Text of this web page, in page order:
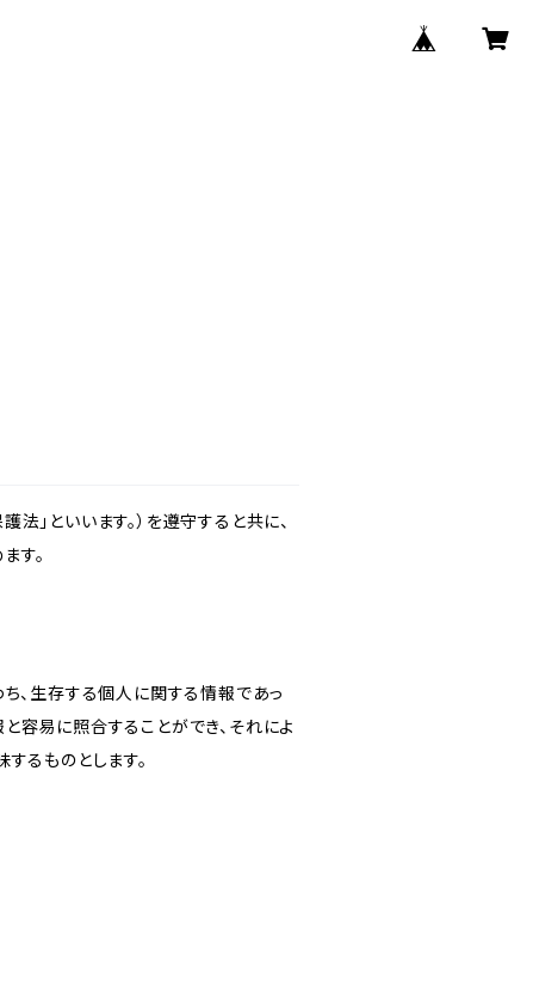
」といいます。）を遵守すると共に、
す。
、生存する個人に関する情報であっ
容易に照合することができ、それによ
るものとします。